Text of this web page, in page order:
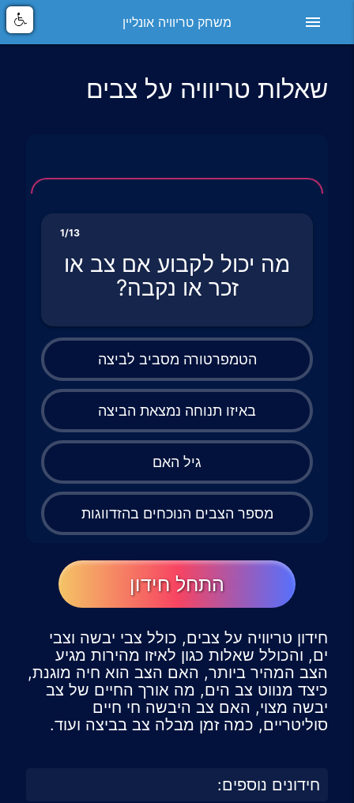
menu משחק טריוויה אונליין
שאלות טריוויה על צבים
1/13
מה יכול לקבוע אם צב או
זכר או נקבה?
הטמפרטורה מסביב לביצה
באיזו תנוחה נמצאת הביצה
גיל האם
מספר הצבים הנוכחים בהזדווגות
התחל חידון
חידון טריוויה על צבים, כולל צבי יבשה וצבי
ים, והכולל שאלות כגון לאיזו מהירות מגיע
הצב המהיר ביותר, האם הצב הוא חיה מוגנת,
כיצד מנווט צב הים, מה אורך החיים של צב
יבשה מצוי, האם צב היבשה חי חיים
סוליטריים, כמה זמן מבלה צב בביצה ועוד.
חידונים נוספים: